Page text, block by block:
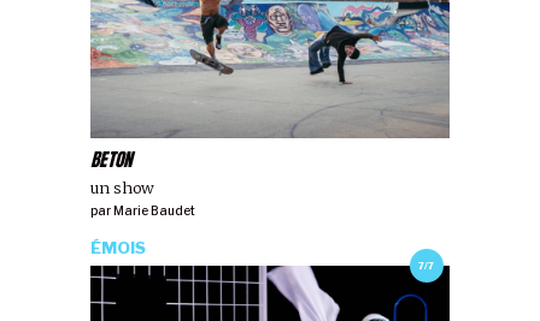
BETON
un show
par Marie Baudet
7/7
ÉMOIS